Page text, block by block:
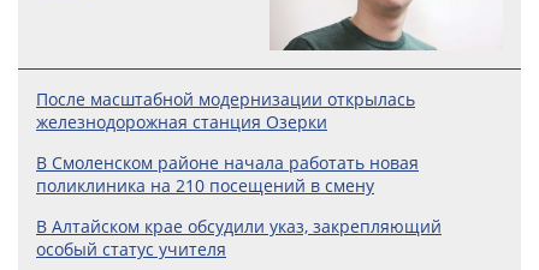
После масштабной модернизации открылась
железнодорожная станция Озерки
В Смоленском районе начала работать новая
поликлиника на 210 посещений в смену
В Алтайском крае обсудили указ, закрепляющий
особый статус учителя